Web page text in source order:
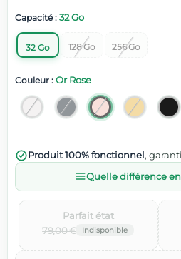
Capacité : 32 Go
32 Go 128 Go 256 Go
Couleur : Or Rose
Produit 100% fonctionnel,
Quelle différence
79,00 €
Parfait état‌